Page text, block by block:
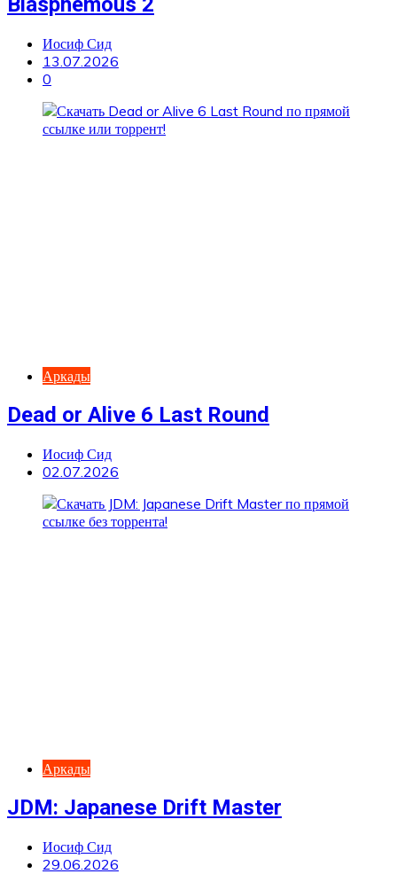
Иосиф Сид
13.07.2026
0
Аркады
Dead or Alive 6 Last Round
Иосиф Сид
02.07.2026
Аркады
JDM: Japanese Drift Master
Иосиф Сид
29.06.2026